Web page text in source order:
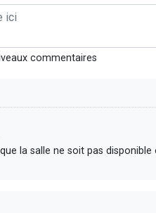
commentaires
la salle ne soit pas